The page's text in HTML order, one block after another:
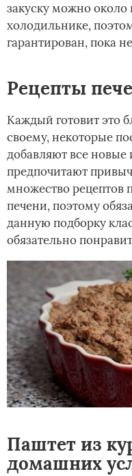
закуску можно около
холодильнике,
гарантирован, пока
Рецепты
Каждый готовит это
своему, некоторые
добавляют все новые
предпочитают
множество рецептов
печени, поэтому
данную подборку
обязательно
Паштет из
домашних